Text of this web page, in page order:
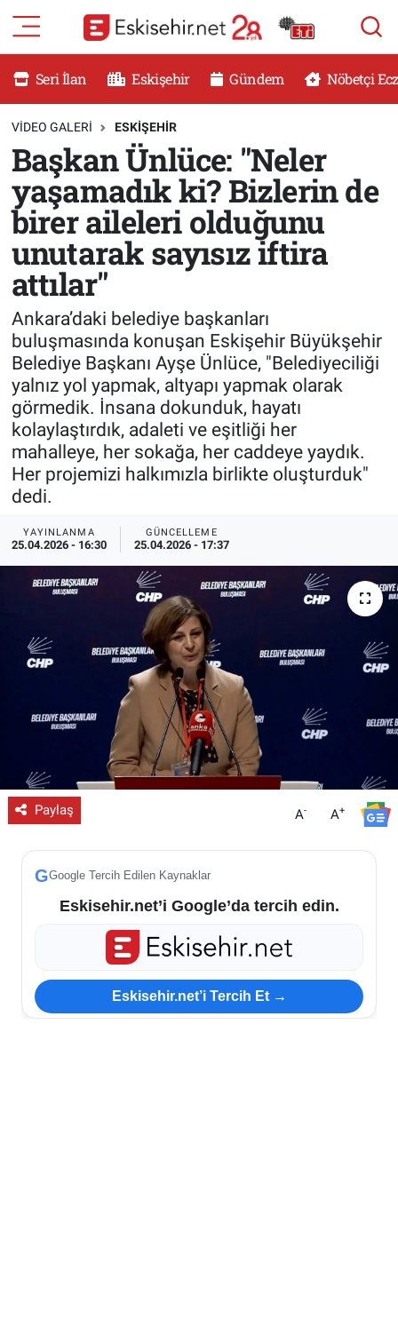
Seri İlan Eskişehir Gündem Nöbetçi
VIDEO GALERI ESKİŞEHİR
Başkan Ünlüce: "Neler
yaşamadık ki? Bizlerin de
birer aileleri olduğunu
unutarak sayısız iftira
attılar"
Ankara’daki belediye başkanları
buluşmasında konuşan Eskişehir Büyükşehir
Belediye Başkanı Ayşe Ünlüce, "Belediyeciliği
yalnız yol yapmak, altyapı yapmak olarak
görmedik. İnsana dokunduk, hayatı
kolaylaştırdık, adaleti ve eşitliği her
mahalleye, her sokağa, her caddeye yaydık.
Her projemizi halkımızla birlikte oluşturduk"
dedi.
YAYINLANMA
25.04.2026 - 16:30
GÜNCELLEME
25.04.2026 - 17:37
Paylaş A- A+
GGoogle Tercih Edilen Kaynaklar
Eskisehir.net’i Google’da tercih edin.
Eskisehir.net’i Tercih Et →
RESMİ İLANLAR
DÜNYA
SAĞLIK
MAGAZİN
KADIN
TEKNOLOJİ
YEMEK
ESKİŞEHİR NÖBETÇİ ECZANELER
Eskişehir Haber İçerikleri
Eskişehir Tramvay Saatleri
Eskişehir Otobüs Saatleri
Eskişehir Nöbetçi Eczaneler
Eskişehir Namaz Vakitleri
Eskişehir Trafik Yoğunluk Haritası
Süper Lig Puan Durumu ve Fikstür
Tüm Manşetler
Son Dakika Haberleri
Haber Arşivi